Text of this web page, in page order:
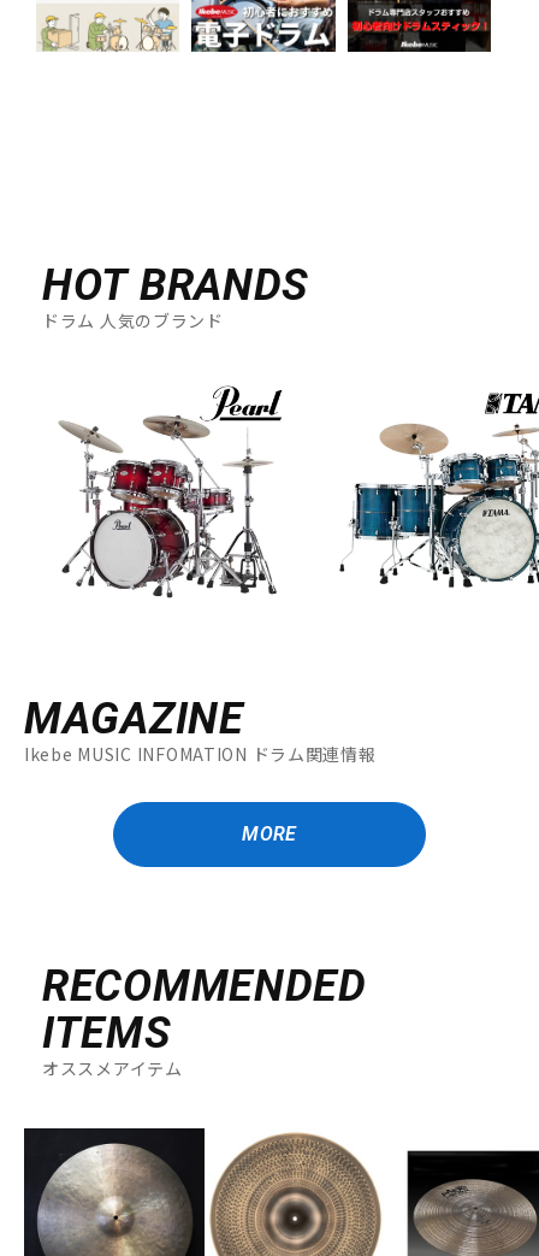
HOT BRANDS
ドラム 人気のブランド
MAGAZINE
Ikebe MUSIC INFOMATION ドラム関連情報
MORE
RECOMMENDED
ITEMS
オススメアイテム